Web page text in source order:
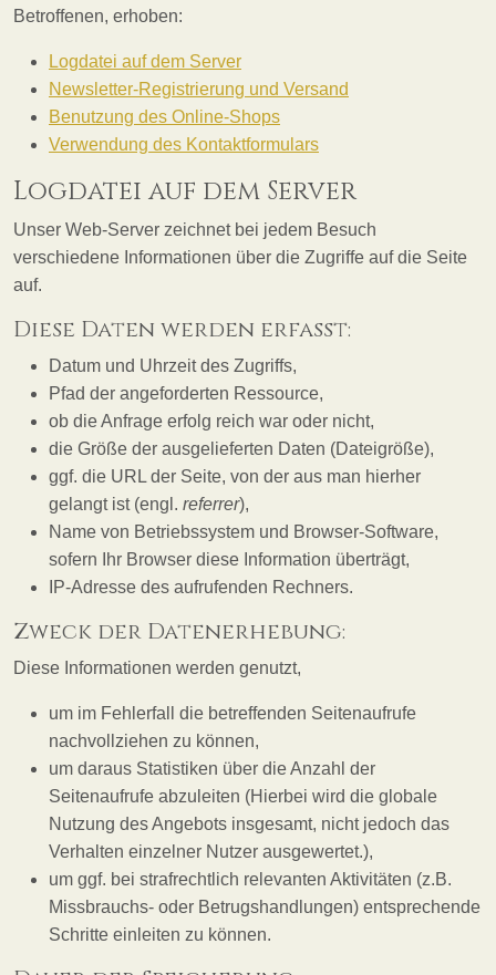
Betroffenen, erhoben:
Logdatei auf dem Server
Newsletter-Registrierung und Versand
Benutzung des Online-Shops
Verwendung des Kontaktformulars
Logdatei auf dem Server
Unser Web-Server zeichnet bei jedem Besuch
verschiedene Informationen über die Zugriffe auf die Seite
auf.
Diese Daten werden erfasst:
Datum und Uhrzeit des Zugriffs,
Pfad der angeforderten Ressource,
ob die Anfrage erfolg reich war oder nicht,
die Größe der ausgelieferten Daten (Dateigröße),
ggf. die URL der Seite, von der aus man hierher
gelangt ist (engl. referrer),
Name von Betriebssystem und Browser-Software,
sofern Ihr Browser diese Information überträgt,
IP-Adresse des aufrufenden Rechners.
Zweck der Datenerhebung:
Diese Informationen werden genutzt,
um im Fehlerfall die betreffenden Seitenaufrufe
nachvollziehen zu können,
um daraus Statistiken über die Anzahl der
Seitenaufrufe abzuleiten (Hierbei wird die globale
Nutzung des Angebots insgesamt, nicht jedoch das
Verhalten einzelner Nutzer ausgewertet.),
um ggf. bei strafrechtlich relevanten Aktivitäten (z.B.
Missbrauchs- oder Betrugshandlungen) entsprechende
Schritte einleiten zu können.